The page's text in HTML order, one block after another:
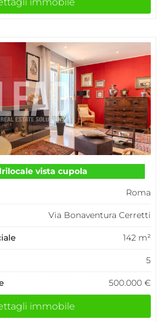
vista cupola
Roma
Via Bonaventura Cerretti
142 m²
5
500.000 €
immobile